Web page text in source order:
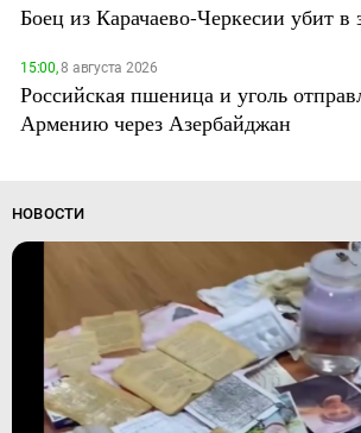
Боец из Карачаево-Черкесии убит
15:00,8 августа 2026
Российская пшеница и уголь
Армению через Азербайджан
НОВОСТИ